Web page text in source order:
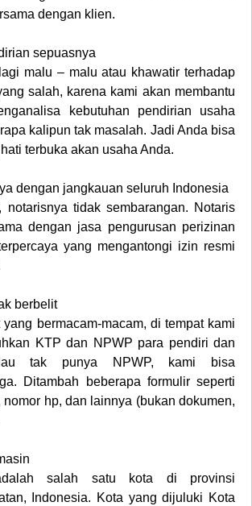
dengan klien.
sepuasnya
malu – malu atau khawatir terhadap
salah, karena kami akan membantu
kebutuhan pendirian usaha
kalipun tak masalah. Jadi Anda bisa
terbuka akan usaha Anda.
dengan jangkauan seluruh Indonesia
notarisnya tidak sembarangan. Notaris
dengan jasa pengurusan perizinan
yang mengantongi izin resmi
berbelit
bermacam-macam, di tempat kami
KTP dan NPWP para pendiri dan
tak punya NPWP, kami bisa
Ditambah beberapa formulir seperti
nomor hp, dan lainnya (bukan dokumen,
salah satu kota di provinsi
Indonesia. Kota yang dijuluki Kota